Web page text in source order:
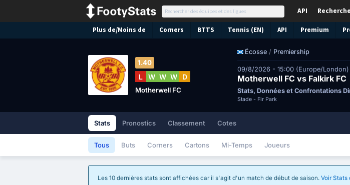
API
Plus de/Moins de Corners BTTS Tennis (EN) API Premium
Écosse / Premiership
09/8/2026 - 15:00 (Europe/London)
Motherwell FC vs Falkirk FC
Stats, Données et Confrontations
Stade - Fir Park
1.40
L W W W D
Motherwell FC
Stats Pronostics Classement Cotes
Tous Buts Corners Cartons Mi-Temps Joueurs
Les 10 dernières stats sont affichées car il s'agit d'un match de début de saison. Voir Stats